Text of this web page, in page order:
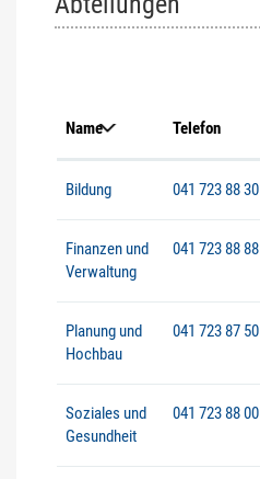
Name Telefon
Bildung 041 723 88 30
Finanzen und
Verwaltung
041 723 88 88
Planung und
Hochbau
041 723 87 50
Soziales und
Gesundheit
041 723 88 00